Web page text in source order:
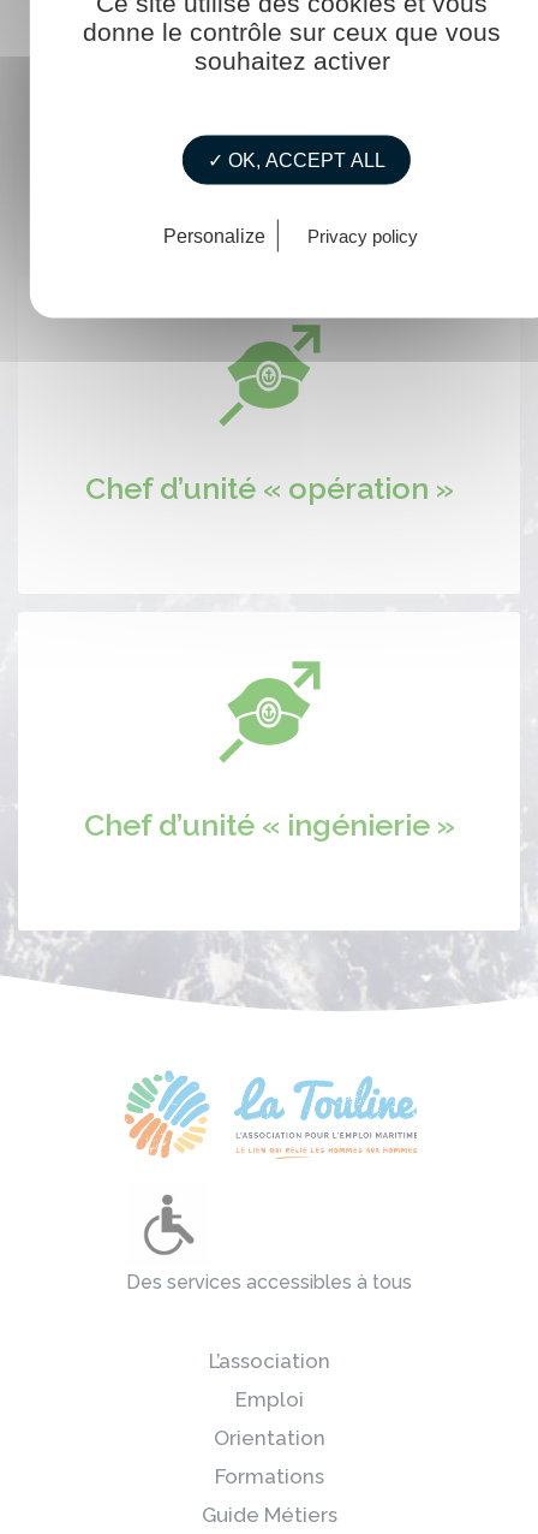
Agent du service « ingénierie »
Chef d’unité « opération »
Chef d’unité « ingénierie »
Des services accessibles à tous
L’association
Emploi
Orientation
Formations
Guide Métiers
donne le contrôle sur ceux que vous
souhaitez activer
✓ OK, ACCEPT ALL
Personalize Privacy policy